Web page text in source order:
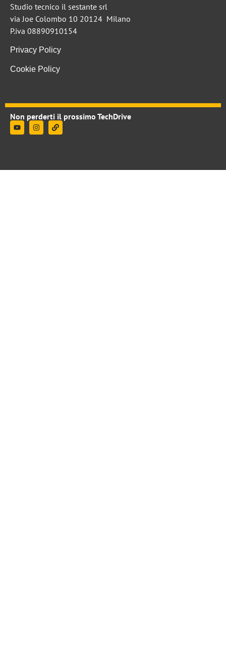
Studio tecnico il sestante srl
via Joe Colombo 10 20124 Milano
P.iva 08890910154
Privacy Policy
Cookie Policy
Non perderti il prossimo TechDrive